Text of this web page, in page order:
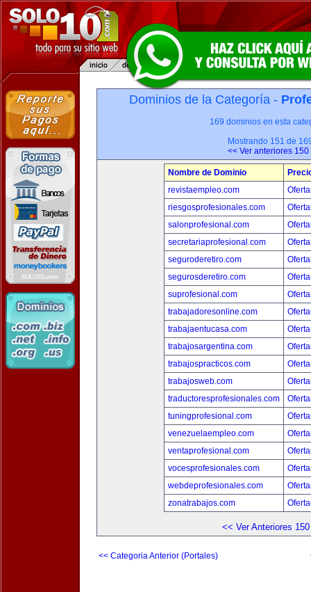
Dominios de la Categoría -
169 dominios en esta
Mostrando 151 de
<< Ver anteriores 150
Nombre de Dominio
revistaempleo.com
riesgosprofesionales.com
salonprofesional.com
secretariaprofesional.com
seguroderetiro.com
segurosderetiro.com
suprofesional.com
trabajadoresonline.com
trabajaentucasa.com
trabajosargentina.com
trabajospracticos.com
trabajosweb.com
traductoresprofesionales.com
tuningprofesional.com
venezuelaempleo.com
ventaprofesional.com
vocesprofesionales.com
webdeprofesionales.com
zonatrabajos.com
<< Ver Anteriores 150
<< Categoria Anterior (Portales)